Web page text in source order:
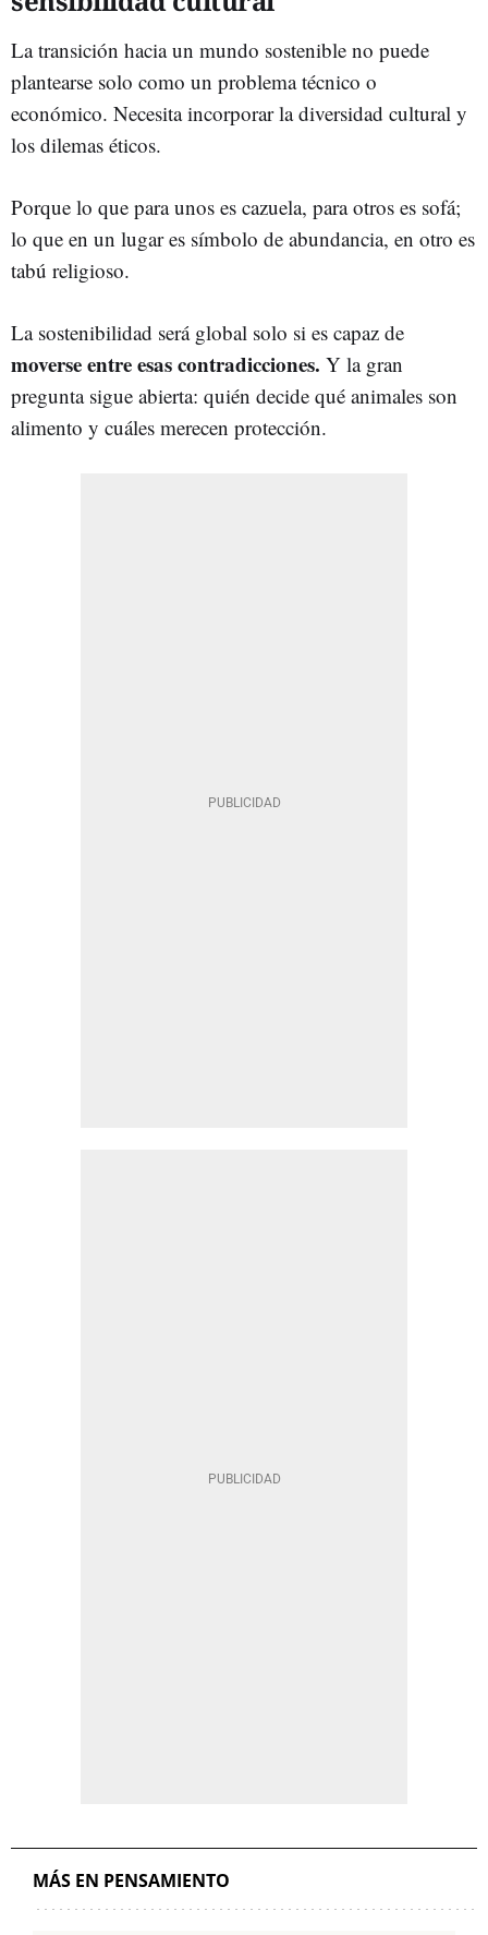
La transición hacia un mundo sostenible no puede
plantearse solo como un problema técnico o
económico. Necesita incorporar la diversidad cultural y
los dilemas éticos.
Porque lo que para unos es cazuela, para otros es sofá;
lo que en un lugar es símbolo de abundancia, en otro es
tabú religioso.
La sostenibilidad será global solo si es capaz de
moverse entre esas contradicciones. Y la gran
pregunta sigue abierta: quién decide qué animales son
alimento y cuáles merecen protección.
MÁS EN PENSAMIENTO